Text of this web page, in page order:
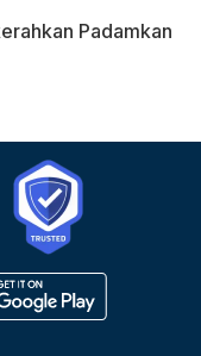
Padamkan